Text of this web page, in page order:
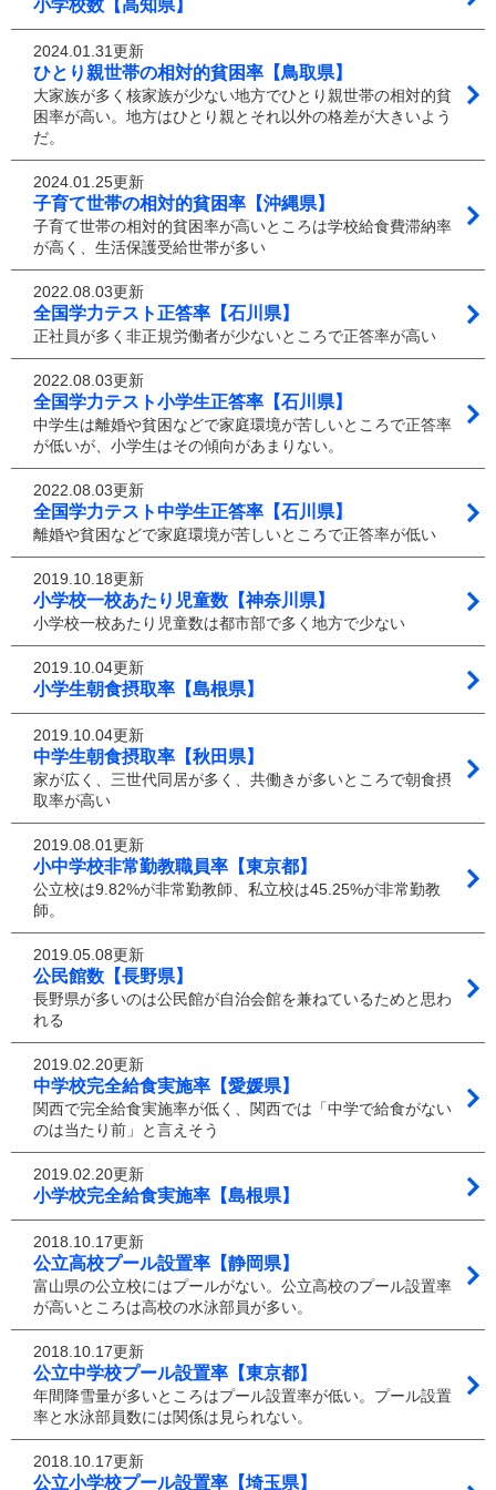
小学校数【高知県】
2024.01.31更新
ひとり親世帯の相対的貧困率【鳥取県】
大家族が多く核家族が少ない地方でひとり親世帯の相対的貧
困率が高い。地方はひとり親とそれ以外の格差が大きいよう
だ。
2024.01.25更新
子育て世帯の相対的貧困率【沖縄県】
子育て世帯の相対的貧困率が高いところは学校給食費滞納率
が高く、生活保護受給世帯が多い
2022.08.03更新
全国学力テスト正答率【石川県】
正社員が多く非正規労働者が少ないところで正答率が高い
2022.08.03更新
全国学力テスト小学生正答率【石川県】
中学生は離婚や貧困などで家庭環境が苦しいところで正答率
が低いが、小学生はその傾向があまりない。
2022.08.03更新
全国学力テスト中学生正答率【石川県】
離婚や貧困などで家庭環境が苦しいところで正答率が低い
2019.10.18更新
小学校一校あたり児童数【神奈川県】
小学校一校あたり児童数は都市部で多く地方で少ない
2019.10.04更新
小学生朝食摂取率【島根県】
2019.10.04更新
中学生朝食摂取率【秋田県】
家が広く、三世代同居が多く、共働きが多いところで朝食摂
取率が高い
2019.08.01更新
小中学校非常勤教職員率【東京都】
公立校は9.82%が非常勤教師、私立校は45.25%が非常勤教
師。
2019.05.08更新
公民館数【長野県】
長野県が多いのは公民館が自治会館を兼ねているためと思わ
れる
2019.02.20更新
中学校完全給食実施率【愛媛県】
関西で完全給食実施率が低く、関西では「中学で給食がない
のは当たり前」と言えそう
2019.02.20更新
小学校完全給食実施率【島根県】
2018.10.17更新
公立高校プール設置率【静岡県】
富山県の公立校にはプールがない。公立高校のプール設置率
が高いところは高校の水泳部員が多い。
2018.10.17更新
公立中学校プール設置率【東京都】
年間降雪量が多いところはプール設置率が低い。プール設置
率と水泳部員数には関係は見られない。
2018.10.17更新
公立小学校プール設置率【埼玉県】